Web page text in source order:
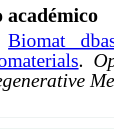
académico
Biomat
.